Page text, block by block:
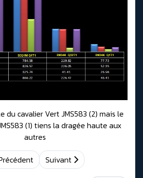
du cavalier Vert JMS583 (2) mais le
(1) tiens la dragée haute aux
autres
Suivant